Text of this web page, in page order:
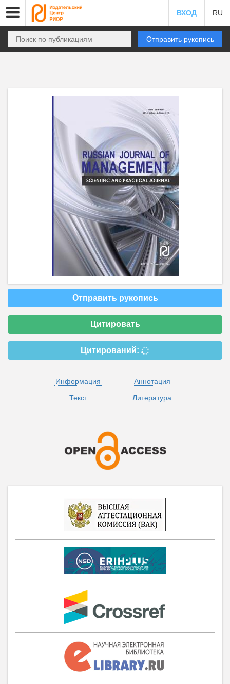
ВХОД RU
Отправить рукопись
Отправить рукопись
Цитировать
Цитирований:
Информация
Аннотация
Текст
Литература